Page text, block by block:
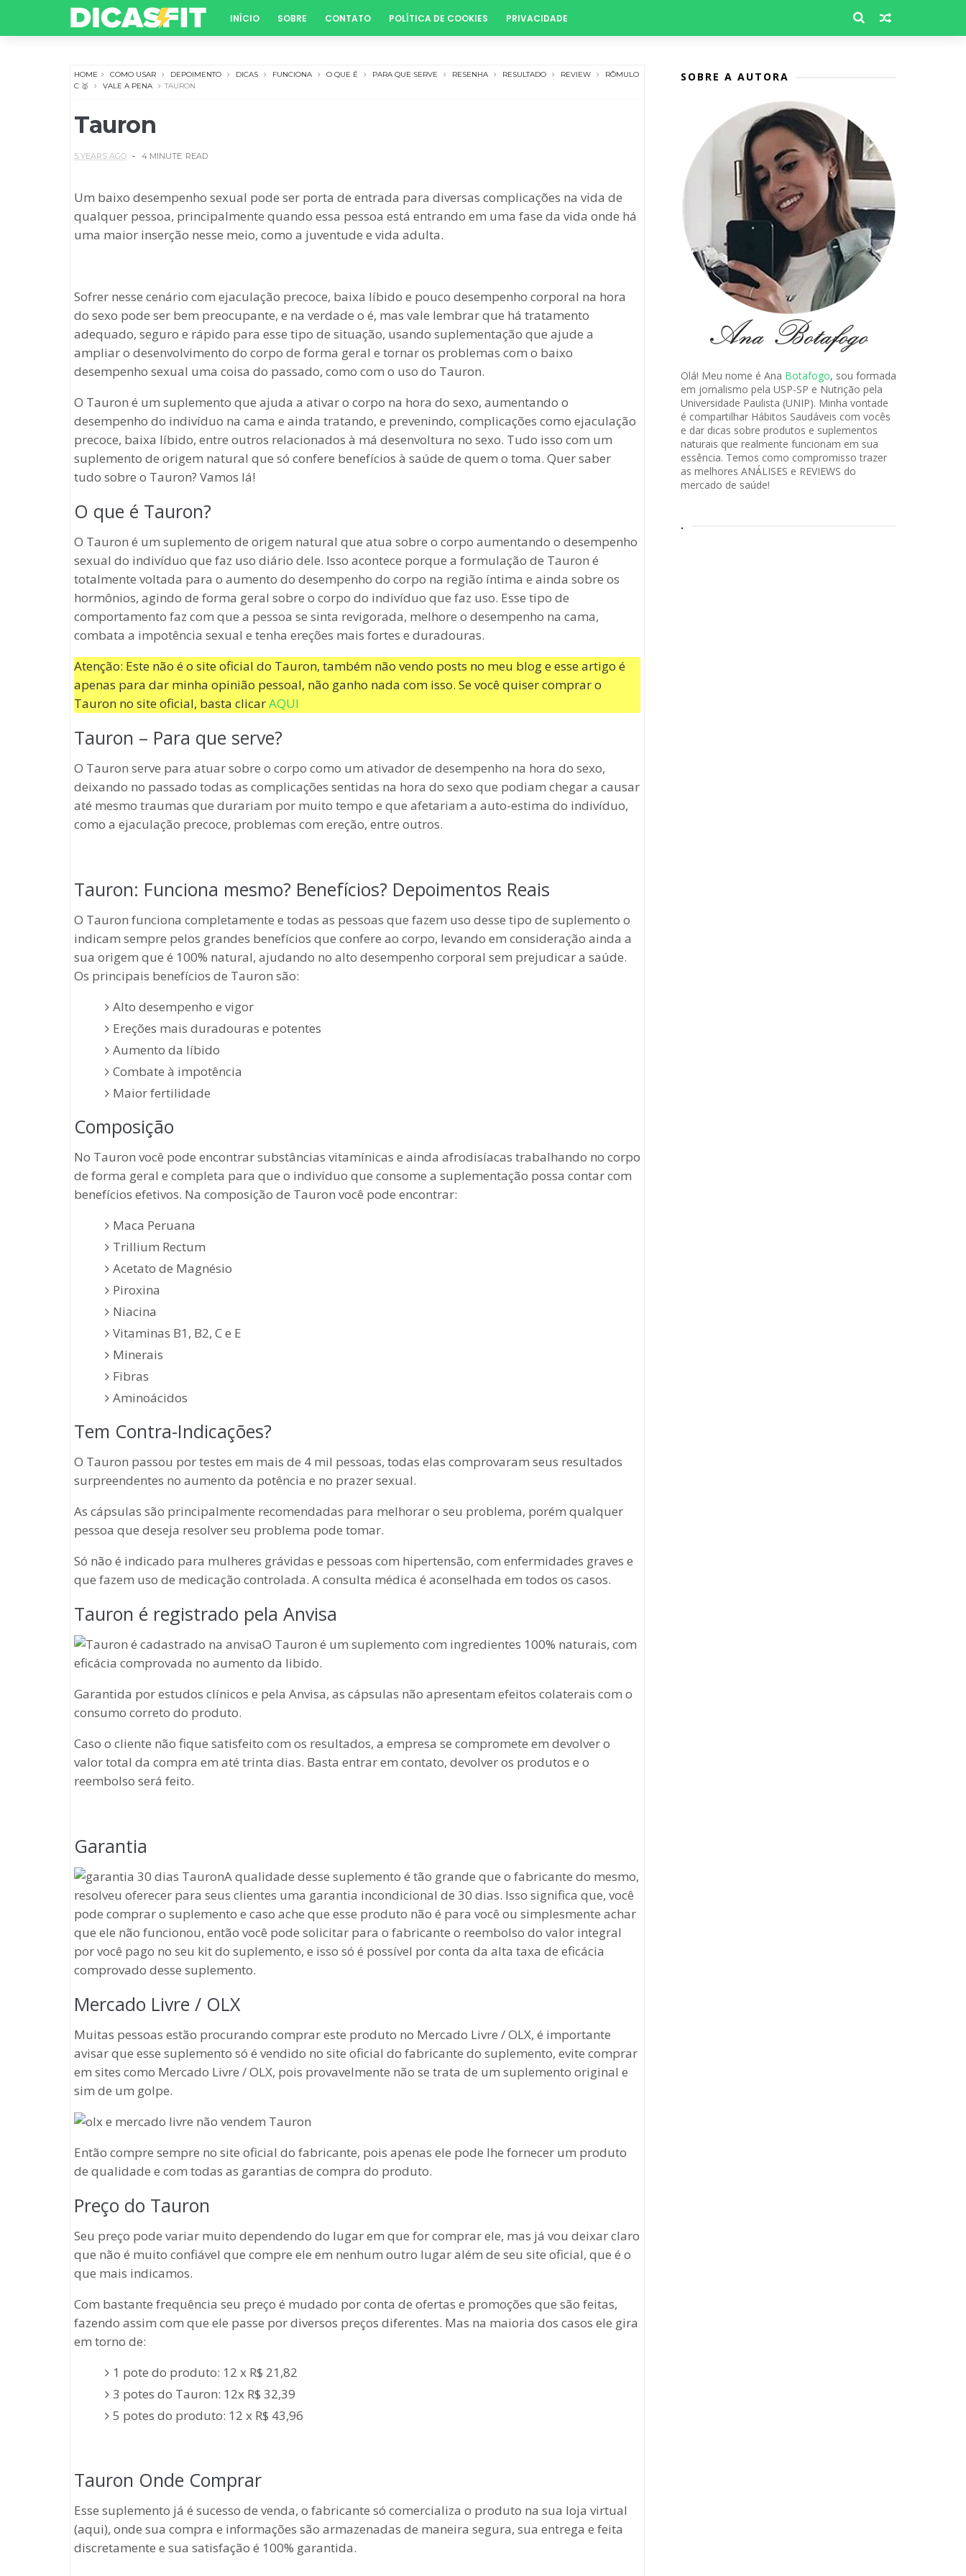
INÍCIO SOBRE CONTATO POLÍTICA DE COOKIES PRIVACIDADE
HOME COMO USAR DEPOIMENTO DICAS FUNCIONA O QUE É PARA QUE SERVE RESENHA RESULTADO REVIEW
RÔMULO
C 🥇
VALE A PENA TAURON
Tauron
5 YEARS AGO 4 MINUTE READ
Um baixo desempenho sexual pode ser porta de entrada para diversas complicações na vida de
qualquer pessoa, principalmente quando essa pessoa está entrando em uma fase da vida onde há
uma maior inserção nesse meio, como a juventude e vida adulta.
Sofrer nesse cenário com ejaculação precoce, baixa líbido e pouco desempenho corporal na hora
do sexo pode ser bem preocupante, e na verdade o é, mas vale lembrar que há tratamento
adequado, seguro e rápido para esse tipo de situação, usando suplementação que ajude a
ampliar o desenvolvimento do corpo de forma geral e tornar os problemas com o baixo
desempenho sexual uma coisa do passado, como com o uso do Tauron.
O Tauron é um suplemento que ajuda a ativar o corpo na hora do sexo, aumentando o
desempenho do indivíduo na cama e ainda tratando, e prevenindo, complicações como ejaculação
precoce, baixa líbido, entre outros relacionados à má desenvoltura no sexo. Tudo isso com um
suplemento de origem natural que só confere benefícios à saúde de quem o toma. Quer saber
tudo sobre o Tauron? Vamos lá!
O que é Tauron?
O Tauron é um suplemento de origem natural que atua sobre o corpo aumentando o desempenho
sexual do indivíduo que faz uso diário dele. Isso acontece porque a formulação de Tauron é
totalmente voltada para o aumento do desempenho do corpo na região íntima e ainda sobre os
hormônios, agindo de forma geral sobre o corpo do indivíduo que faz uso. Esse tipo de
comportamento faz com que a pessoa se sinta revigorada, melhore o desempenho na cama,
combata a impotência sexual e tenha ereções mais fortes e duradouras.
Atenção: Este não é o site oficial do Tauron, também não vendo posts no meu blog e esse artigo é
apenas para dar minha opinião pessoal, não ganho nada com isso. Se você quiser comprar o
Tauron no site oficial, basta clicarAQUI
Tauron – Para que serve?
O Tauron serve para atuar sobre o corpo como um ativador de desempenho na hora do sexo,
deixando no passado todas as complicações sentidas na hora do sexo que podiam chegar a causar
até mesmo traumas que durariam por muito tempo e que afetariam a auto-estima do indivíduo,
como a ejaculação precoce, problemas com ereção, entre outros.
Tauron: Funciona mesmo? Benefícios? Depoimentos Reais
O Tauron funciona completamente e todas as pessoas que fazem uso desse tipo de suplemento o
indicam sempre pelos grandes benefícios que confere ao corpo, levando em consideração ainda a
sua origem que é 100% natural, ajudando no alto desempenho corporal sem prejudicar a saúde.
Os principais benefícios de Tauron são:
Alto desempenho e vigor
Ereções mais duradouras e potentes
Aumento da líbido
Combate à impotência
Maior fertilidade
Composição
No Tauron você pode encontrar substâncias vitamínicas e ainda afrodisíacas trabalhando no corpo
de forma geral e completa para que o indivíduo que consome a suplementação possa contar com
benefícios efetivos. Na composição de Tauron você pode encontrar:
Maca Peruana
Trillium Rectum
Acetato de Magnésio
Piroxina
Niacina
Vitaminas B1, B2, C e E
Minerais
Fibras
Aminoácidos
Tem Contra-Indicações?
O Tauron passou por testes em mais de 4 mil pessoas, todas elas comprovaram seus resultados
surpreendentes no aumento da potência e no prazer sexual.
As cápsulas são principalmente recomendadas para melhorar o seu problema, porém qualquer
pessoa que deseja resolver seu problema pode tomar.
Só não é indicado para mulheres grávidas e pessoas com hipertensão, com enfermidades graves e
que fazem uso de medicação controlada. A consulta médica é aconselhada em todos os casos.
Tauron é registrado pela Anvisa
O Tauron é um suplemento com ingredientes 100% naturais, com
eficácia comprovada no aumento da libido.
Garantida por estudos clínicos e pela Anvisa, as cápsulas não apresentam efeitos colaterais com o
consumo correto do produto.
Caso o cliente não fique satisfeito com os resultados, a empresa se compromete em devolver o
valor total da compra em até trinta dias. Basta entrar em contato, devolver os produtos e o
reembolso será feito.
Garantia
A qualidade desse suplemento é tão grande que o fabricante do mesmo,
resolveu oferecer para seus clientes uma garantia incondicional de 30 dias. Isso significa que, você
pode comprar o suplemento e caso ache que esse produto não é para você ou simplesmente achar
que ele não funcionou, então você pode solicitar para o fabricante o reembolso do valor integral
por você pago no seu kit do suplemento, e isso só é possível por conta da alta taxa de eficácia
comprovado desse suplemento.
Mercado Livre / OLX
Muitas pessoas estão procurando comprar este produto no Mercado Livre / OLX, é importante
avisar que esse suplemento só é vendido no site oficial do fabricante do suplemento, evite comprar
em sites como Mercado Livre / OLX, pois provavelmente não se trata de um suplemento original e
sim de um golpe.
Então compre sempre no site oficial do fabricante, pois apenas ele pode lhe fornecer um produto
de qualidade e com todas as garantias de compra do produto.
Preço do Tauron
Seu preço pode variar muito dependendo do lugar em que for comprar ele, mas já vou deixar claro
que não é muito confiável que compre ele em nenhum outro lugar além de seu site oficial, que é o
que mais indicamos.
Com bastante frequência seu preço é mudado por conta de ofertas e promoções que são feitas,
fazendo assim com que ele passe por diversos preços diferentes. Mas na maioria dos casos ele gira
em torno de:
1 pote do produto: 12 x R$ 21,82
3 potes do Tauron: 12x R$ 32,39
5 potes do produto: 12 x R$ 43,96
Tauron Onde Comprar
Esse suplemento já é sucesso de venda, o fabricante só comercializa o produto na sua loja virtual
(aqui), onde sua compra e informações são armazenadas de maneira segura, sua entrega e feita
discretamente e sua satisfação é 100% garantida.
SOBRE A AUTORA
Olá! Meu nome é Ana Botafogo, sou formada
em jornalismo pela USP-SP e Nutrição pela
Universidade Paulista (UNIP). Minha vontade
é compartilhar Hábitos Saudáveis com vocês
e dar dicas sobre produtos e suplementos
naturais que realmente funcionam em sua
essência. Temos como compromisso trazer
as melhores ANÁLISES e REVIEWS do
mercado de saúde!
.